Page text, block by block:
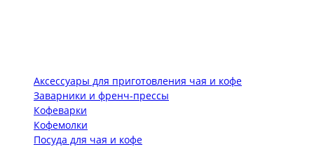
Аксессуары для приготовления чая и кофе
Заварники и френч-прессы
Кофеварки
Кофемолки
Посуда для чая и кофе